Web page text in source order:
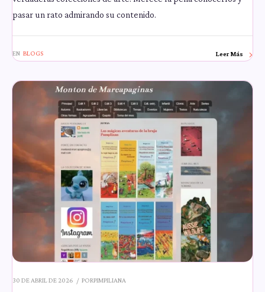
pasar un rato admirando su contenido.
EN BLOGS Leer Más
30 DE ABRIL DE 2026 PORPIMPILIANA